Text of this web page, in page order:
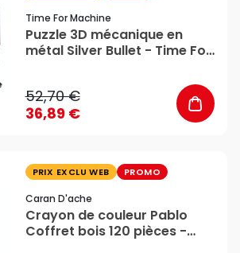
Time For Machine
Puzzle 3D mécanique en
métal Silver Bullet - Time For
52,70 €
36,89 €
PRIX EXCLU WEB PROMO
Caran D'ache
Crayon de couleur Pablo
Coffret bois 120 pièces -